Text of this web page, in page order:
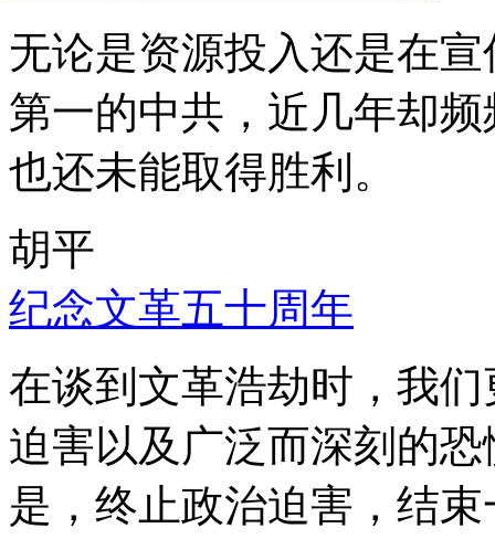
无论是资源投入还是在
第一的中共，近几年却
也还未能取得胜利。
胡平
纪念文革五十周年
在谈到文革浩劫时，我
迫害以及广泛而深刻的
是，终止政治迫害，结